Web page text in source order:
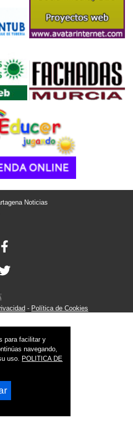
Noticias
- Política de Cookies
para facilitar y
navegando,
uso. POLITICA DE